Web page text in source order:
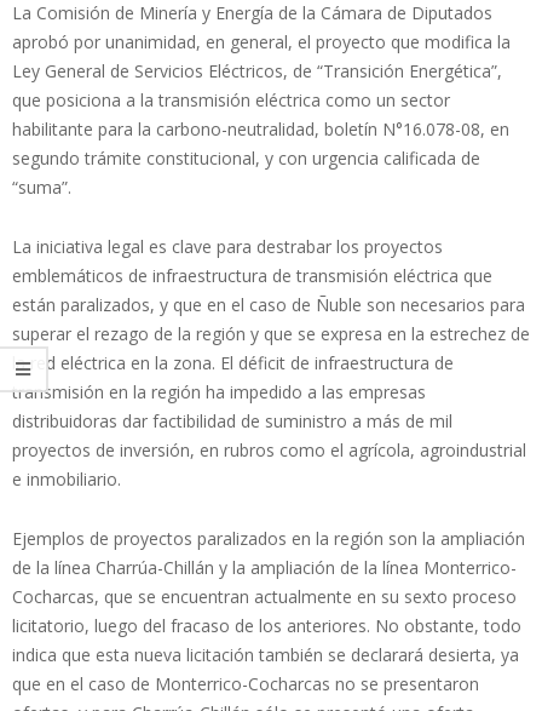
La Comisión de Minería y Energía de la Cámara de Diputados
aprobó por unanimidad, en general, el proyecto que modifica la
Ley General de Servicios Eléctricos, de “Transición Energética”,
que posiciona a la transmisión eléctrica como un sector
habilitante para la carbono-neutralidad, boletín N°16.078-08, en
segundo trámite constitucional, y con urgencia calificada de
“suma”.
La iniciativa legal es clave para destrabar los proyectos
emblemáticos de infraestructura de transmisión eléctrica que
están paralizados, y que en el caso de Ñuble son necesarios para
superar el rezago de la región y que se expresa en la estrechez de
la red eléctrica en la zona. El déficit de infraestructura de
transmisión en la región ha impedido a las empresas
distribuidoras dar factibilidad de suministro a más de mil
proyectos de inversión, en rubros como el agrícola, agroindustrial
e inmobiliario.
Ejemplos de proyectos paralizados en la región son la ampliación
de la línea Charrúa-Chillán y la ampliación de la línea Monterrico-
Cocharcas, que se encuentran actualmente en su sexto proceso
licitatorio, luego del fracaso de los anteriores. No obstante, todo
indica que esta nueva licitación también se declarará desierta, ya
que en el caso de Monterrico-Cocharcas no se presentaron